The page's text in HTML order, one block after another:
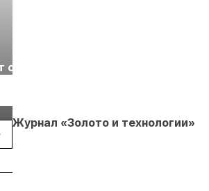
с
Журнал «Золото и технологии»